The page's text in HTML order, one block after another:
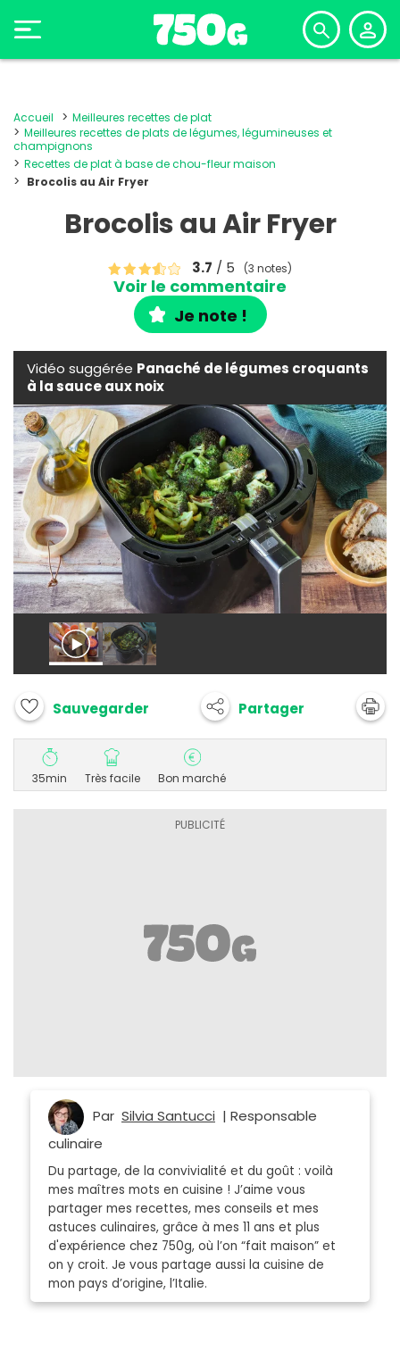
Accueil
Meilleures recettes de plat
Meilleures recettes de plats de légumes, légumineuses et
champignons
Recettes de plat à base de chou-fleur maison
Brocolis au Air Fryer
Brocolis au Air Fryer
3.7 / 5 (3 notes)
Voir le commentaire
Je note !
Vidéo suggérée Panaché de légumes croquants
à la sauce aux noix
Sauvegarder Partager
35min Très facile Bon marché
Par Silvia Santucci | Responsable
culinaire
Du partage, de la convivialité et du goût : voilà
mes maîtres mots en cuisine ! J’aime vous
partager mes recettes, mes conseils et mes
astuces culinaires, grâce à mes 11 ans et plus
d'expérience chez 750g, où l’on “fait maison” et
on y croit. Je vous partage aussi la cuisine de
mon pays d’origine, l’Italie.